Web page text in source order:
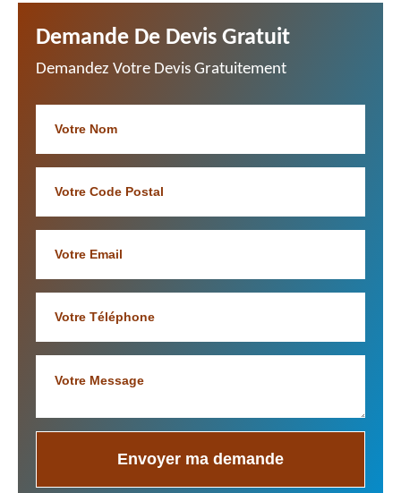
Demande De Devis Gratuit
Demandez Votre Devis Gratuitement